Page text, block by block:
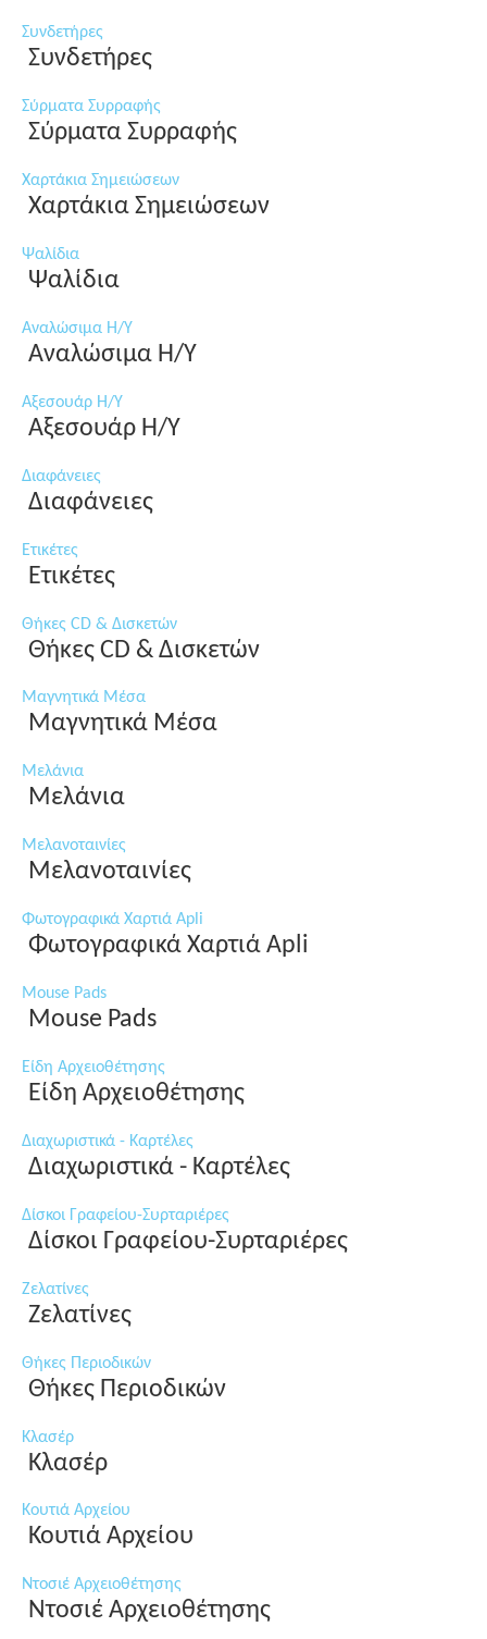
Συνδετήρες
Συνδετήρες
Σύρματα Συρραφής
Σύρματα Συρραφής
Χαρτάκια Σημειώσεων
Χαρτάκια Σημειώσεων
Ψαλίδια
Ψαλίδια
Αναλώσιμα Η/Υ
Αναλώσιμα Η/Υ
Αξεσουάρ Η/Υ
Αξεσουάρ Η/Υ
Διαφάνειες
Διαφάνειες
Ετικέτες
Ετικέτες
Θήκες CD & Δισκετών
Θήκες CD & Δισκετών
Μαγνητικά Μέσα
Μαγνητικά Μέσα
Μελάνια
Μελάνια
Μελανοταινίες
Μελανοταινίες
Φωτογραφικά Χαρτιά Apli
Φωτογραφικά Χαρτιά Apli
Mouse Pads
Mouse Pads
Είδη Αρχειοθέτησης
Είδη Αρχειοθέτησης
Διαχωριστικά - Καρτέλες
Διαχωριστικά - Καρτέλες
Δίσκοι Γραφείου-Συρταριέρες
Δίσκοι Γραφείου-Συρταριέρες
Ζελατίνες
Ζελατίνες
Θήκες Περιοδικών
Θήκες Περιοδικών
Κλασέρ
Κλασέρ
Κουτιά Αρχείου
Κουτιά Αρχείου
Ντοσιέ Αρχειοθέτησης
Ντοσιέ Αρχειοθέτησης